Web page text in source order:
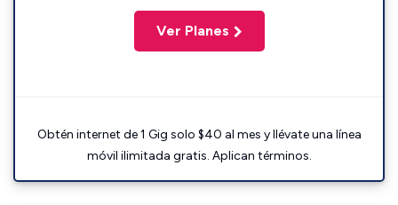
Ver Planes
Obtén internet de 1 Gig solo $40 al mes y llévate una línea
móvil ilimitada gratis. Aplican términos.